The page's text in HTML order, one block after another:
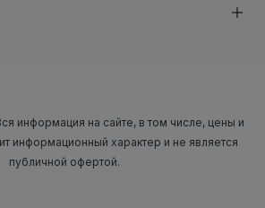
информация на сайте, в том числе, цены и
информационный характер и не является
публичной офертой.